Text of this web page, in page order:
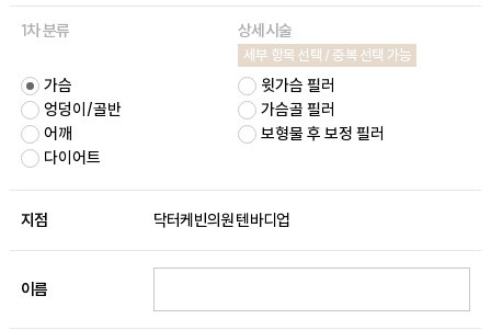
1차 분류
가슴
엉덩이/골반
어깨
다이어트
상세시술
세부 항목 선택 / 중복 선택 가능
윗가슴 필러
가슴골 필러
보형물 후 보정 필러
지점 닥터케빈의원 텐바디업
이름